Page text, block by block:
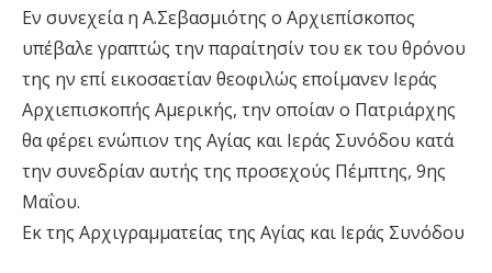
Εν συνεχεία η Α.Σεβασμιότης ο Αρχιεπίσκοπος
υπέβαλε γραπτώς την παραίτησίν του εκ του θρόνου
της ην επί εικοσαετίαν θεοφιλώς εποίμανεν Ιεράς
Αρχιεπισκοπής Αμερικής, την οποίαν ο Πατριάρχης
θα φέρει ενώπιον της Αγίας και Ιεράς Συνόδου κατά
την συνεδρίαν αυτής της προσεχούς Πέμπτης, 9ης
Μαΐου.
Εκ της Αρχιγραμματείας της Αγίας και Ιεράς Συνόδου